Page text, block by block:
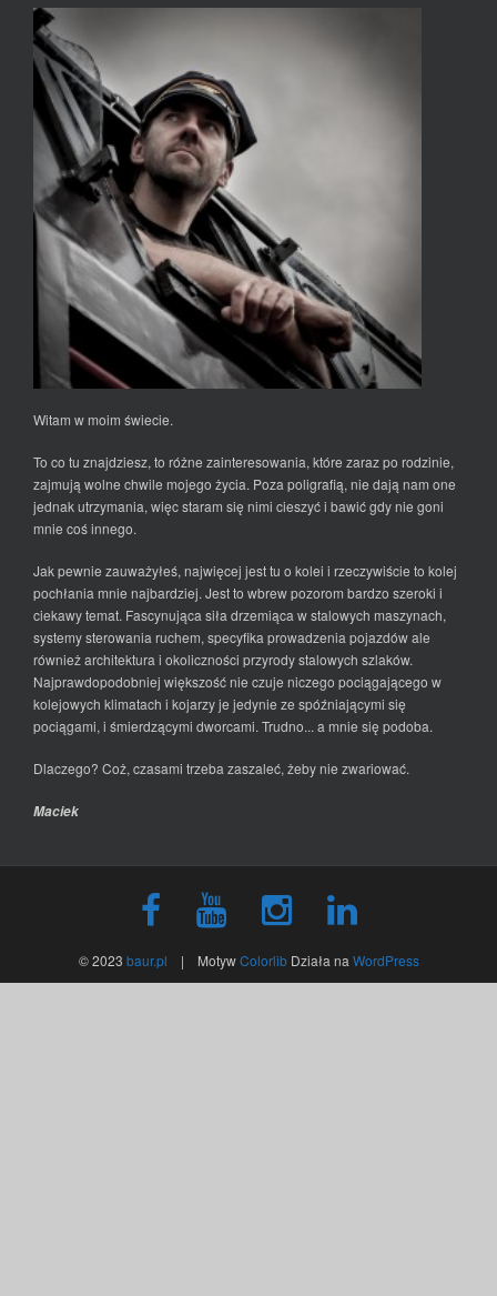
Witam w moim świecie.
To co tu znajdziesz, to różne zainteresowania, które zaraz po rodzinie,
zajmują wolne chwile mojego życia. Poza poligrafią, nie dają nam one
jednak utrzymania, więc staram się nimi cieszyć i bawić gdy nie goni
mnie coś innego.
Jak pewnie zauważyłeś, najwięcej jest tu o kolei i rzeczywiście to kolej
pochłania mnie najbardziej. Jest to wbrew pozorom bardzo szeroki i
ciekawy temat. Fascynująca siła drzemiąca w stalowych maszynach,
systemy sterowania ruchem, specyfika prowadzenia pojazdów ale
również architektura i okoliczności przyrody stalowych szlaków.
Najprawdopodobniej większość nie czuje niczego pociągającego w
kolejowych klimatach i kojarzy je jedynie ze spóźniającymi się
pociągami, i śmierdzącymi dworcami. Trudno... a mnie się podoba.
Dlaczego? Coż, czasami trzeba zaszaleć, żeby nie zwariować.
Maciek
© 2023 baur.pl | MotywColorlibDziała na WordPress